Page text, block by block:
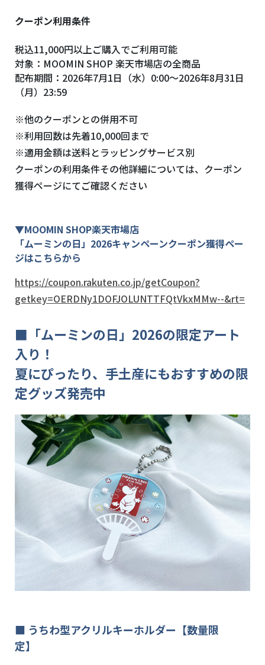
クーポン利用条件
税込11,000円以上ご購入でご利用可能
対象：MOOMIN SHOP 楽天市場店の全商品
配布期間：2026年7月1日（水）0:00～2026年8月31日
（月）23:59
※他のクーポンとの併用不可
※利用回数は先着10,000回まで
※適用金額は送料とラッピングサービス別
クーポンの利用条件その他詳細については、クーポン
獲得ページにてご確認ください
▼MOOMIN SHOP楽天市場店
「ムーミンの日」2026キャンペーンクーポン獲得ペー
ジはこちらから
https://coupon.rakuten.co.jp/getCoupon?
getkey=OERDNy1DOFJOLUNTTFQtVkxMMw--&rt=
■「ムーミンの日」2026の限定アート
入り！
夏にぴったり、手土産にもおすすめの限
定グッズ発売中
■ うちわ型アクリルキーホルダー【数量限
定】